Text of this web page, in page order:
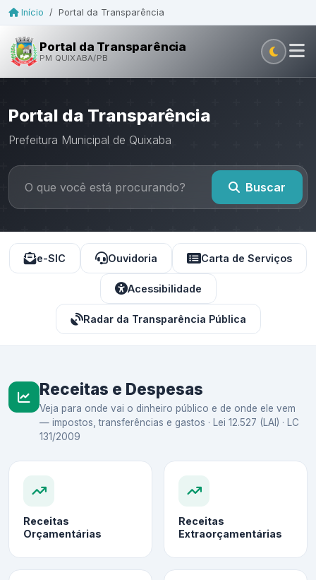
Início / Portal da Transparência
Portal da Transparência
PM QUIXABA/PB
Portal da Transparência
Prefeitura Municipal de Quixaba
Buscar
e-SIC Ouvidoria Carta de Serviços
Acessibilidade
Radar da Transparência Pública
Receitas e Despesas
Veja para onde vai o dinheiro público e de onde ele vem
— impostos, transferências e gastos · Lei 12.527 (LAI) · LC
131/2009
Receitas
Orçamentárias
Receitas
Extraorçamentárias